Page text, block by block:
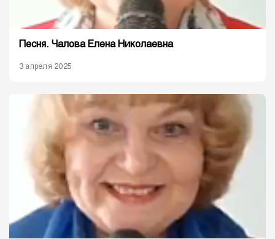
Песня. Чалова Елена Николаевна
3 апреля 2025